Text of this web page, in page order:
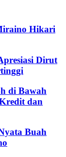
Hikari
Dirut
di Bawah
dan
Buah